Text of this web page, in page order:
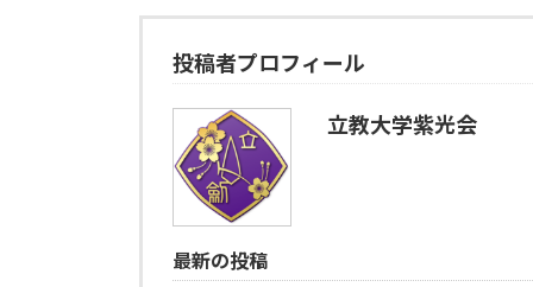
投稿者プロフィール
立教大学紫光会
最新の投稿